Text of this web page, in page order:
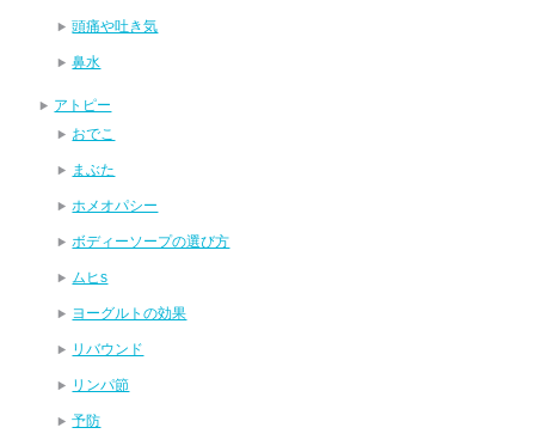
頭痛や吐き気
鼻水
アトピー
おでこ
まぶた
ホメオパシー
ボディーソープの選び方
ムヒs
ヨーグルトの効果
リバウンド
リンパ節
予防